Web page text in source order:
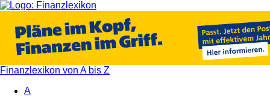
Finanzlexikon von A bis Z
A